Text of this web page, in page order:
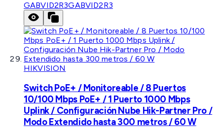
GABVID2R3GABVID2R3
HIKVISION
Switch PoE+ / Monitoreable / 8 Puertos
10/100 Mbps PoE+ / 1 Puerto 1000 Mbps
Uplink / Configuración Nube Hik-Partner Pro /
Modo Extendido hasta 300 metros / 60 W